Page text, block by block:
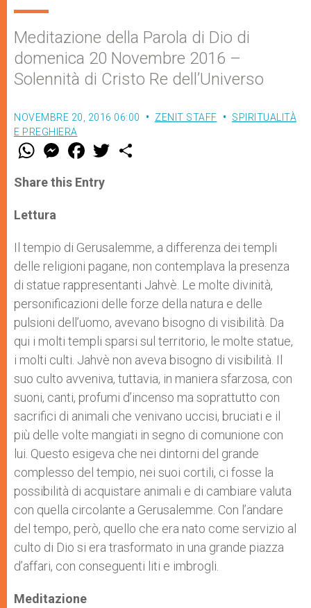
Meditazione della Parola di Dio di
domenica 20 Novembre 2016 –
Solennità di Cristo Re dell’Universo
NOVEMBRE 20, 2016 06:00 ZENIT STAFF
SPIRITUALITÀ
E PREGHIERA
W
t
s
p
p
M
e
s
e
F
a
e
b
w
Share this Entry
Lettura
Il tempio di Gerusalemme, a differenza dei templi
delle religioni pagane, non contemplava la presenza
di statue rappresentanti Jahvè. Le molte divinità,
personificazioni delle forze della natura e delle
pulsioni dell’uomo, avevano bisogno di visibilità. Da
qui i molti templi sparsi sul territorio, le molte statue,
i molti culti. Jahvè non aveva bisogno di visibilità. Il
suo culto avveniva, tuttavia, in maniera sfarzosa, con
suoni, canti, profumi d’incenso ma soprattutto con
sacrifici di animali che venivano uccisi, bruciati e il
più delle volte mangiati in segno di comunione con
lui. Questo esigeva che nei dintorni del grande
complesso del tempio, nei suoi cortili, ci fosse la
possibilità di acquistare animali e di cambiare valuta
con quella circolante a Gerusalemme. Con l’andare
del tempo, però, quello che era nato come servizio al
culto di Dio si era trasformato in una grande piazza
d’affari, con conseguenti liti e imbrogli.
Meditazione